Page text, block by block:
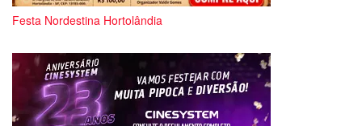
Festa Nordestina Hortolândia